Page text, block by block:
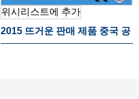
위시리스트에 추가
2015 뜨거운 판매 제품 중국 공